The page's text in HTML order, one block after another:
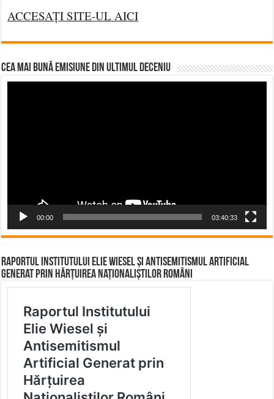
ACCESAȚI SITE-UL AICI
CEA MAI BUNĂ EMISIUNE DIN ULTIMUL DECENIU
00:00 03:40:33
Raportul Institutului Elie Wiesel și Antisemitismul Artificial
Generat prin Hărțuirea Naționaliștilor Români